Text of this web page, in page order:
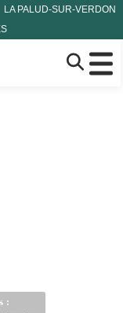
LA PALUD-SUR-VERDON
: